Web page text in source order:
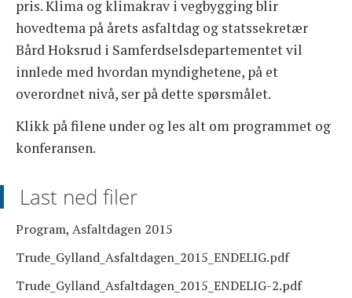
pris. Klima og klimakrav i vegbygging blir
hovedtema på årets asfaltdag og statssekretær
Bård Hoksrud i Samferdselsdepartementet vil
innlede med hvordan myndighetene, på et
overordnet nivå, ser på dette spørsmålet.
Klikk på filene under og les alt om programmet og
konferansen.
Last ned filer
Program, Asfaltdagen 2015
Trude_Gylland_Asfaltdagen_2015_ENDELIG.pdf
Trude_Gylland_Asfaltdagen_2015_ENDELIG-2.pdf